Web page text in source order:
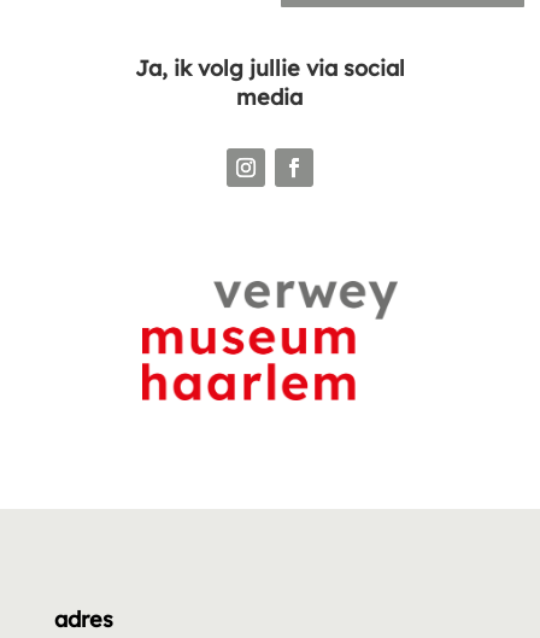
Ja, ik volg jullie via social
media
adres